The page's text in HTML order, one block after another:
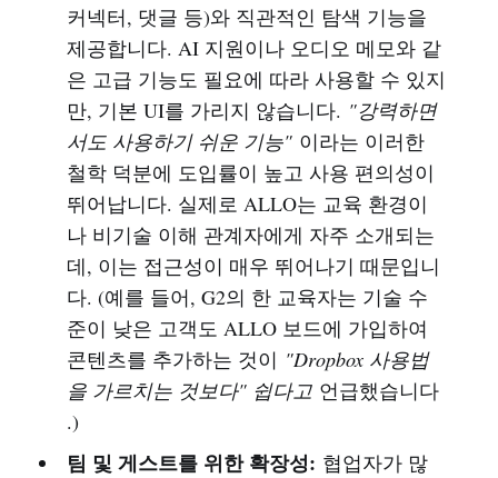
커넥터, 댓글 등)와 직관적인 탐색 기능을
제공합니다. AI 지원이나 오디오 메모와 같
은 고급 기능도 필요에 따라 사용할 수 있지
만, 기본 UI를 가리지 않습니다. "강력하면
서도 사용하기 쉬운 기능"이라는 이러한
철학 덕분에 도입률이 높고 사용 편의성이
뛰어납니다. 실제로 ALLO는 교육 환경이
나 비기술 이해 관계자에게 자주 소개되는
데, 이는 접근성이 매우 뛰어나기 때문입니
다. (예를 들어, G2의 한 교육자는 기술 수
준이 낮은 고객도 ALLO 보드에 가입하여
콘텐츠를 추가하는 것이 "Dropbox 사용법
을 가르치는 것보다" 쉽다고언급했습니다
.)
팀 및 게스트를 위한 확장성: 협업자가 많